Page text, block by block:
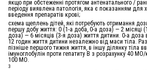
якщо при обстеженні протягом антенатального /
періоду виявлена патологія, яка є показанням для
введення препаратів крові;
схема щеплень дітей, які потребують отримання
першу добу життя: 0 (1-а доба, 0-а доза) — 2 місяці
доза) — 6 місяців (3-я доза) життя дитини. 0-а доза
12 годин життя дитини незалежно від маси тіла.
пізніше першого тижня життя, в іншу ділянку тіла
імуноглобулін проти гепатиту B з розрахунку 40
100 МО.
3